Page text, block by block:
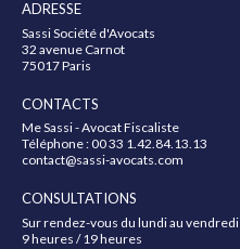
ADRESSE
Sassi Société d'Avocats
32 avenue Carnot
75017 Paris
CONTACTS
Me Sassi - Avocat Fiscaliste
Téléphone : 00 33 1.42.84.13.13
contact@sassi-avocats.com
CONSULTATIONS
Sur rendez-vous du lundi au vendredi
9 heures / 19 heures